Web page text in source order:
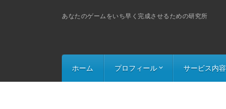
あなたのゲームをいち早く完成させるための研究所
ホーム プロフィール サービス内容